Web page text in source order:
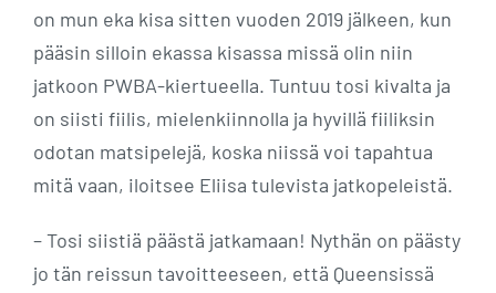
on mun eka kisa sitten vuoden 2019 jälkeen, kun
pääsin silloin ekassa kisassa missä olin niin
jatkoon PWBA-kiertueella. Tuntuu tosi kivalta ja
on siisti fiilis, mielenkiinnolla ja hyvillä fiiliksin
odotan matsipelejä, koska niissä voi tapahtua
mitä vaan, iloitsee Eliisa tulevista jatkopeleistä.
– Tosi siistiä päästä jatkamaan! Nythän on päästy
jo tän reissun tavoitteeseen, että Queensissä